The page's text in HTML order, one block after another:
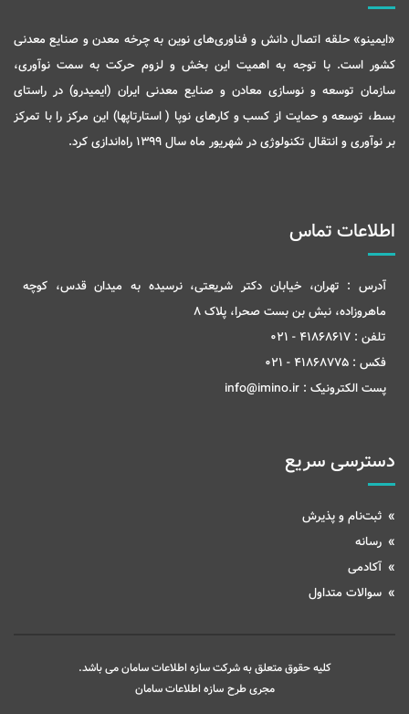
«ایمینو» حلقه اتصال دانش و فناوری‌های نوین به چرخه معدن و صنایع معدنی
کشور است. با توجه به اهمیت این بخش و لزوم حرکت به سمت نوآوری،
سازمان توسعه و نوسازی معادن و صنایع معدنی ایران (ایمیدرو) در راستای
بسط، توسعه و حمایت از کسب و کارهای نوپا ( استارتاپها) این مرکز را با تمرکز
بر نوآوری و انتقال تکنولوژی در شهریور ماه سال 1399 راه‌اندازی کرد.
اطلاعات تماس
آدرس : تهران، خیابان دکتر شریعتی، نرسیده به میدان قدس، کوچه
ماهروزاده، نبش بن بست صحرا، پلاک 8
تلفن : 41868617 - 021
فکس : 41868775 - 021
پست الکترونیک : info@imino.ir
دسترسی سریع
ثبت‌نام و پذیرش
رسانه
آکادمی
سوالات متداول
کلیه حقوق متعلق به شرکت سازه اطلاعات سامان می باشد.
مجری طرح سازه اطلاعات سامان